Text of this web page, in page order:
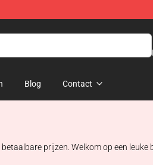
Blog Contact
prijzen. Welkom op een leuke